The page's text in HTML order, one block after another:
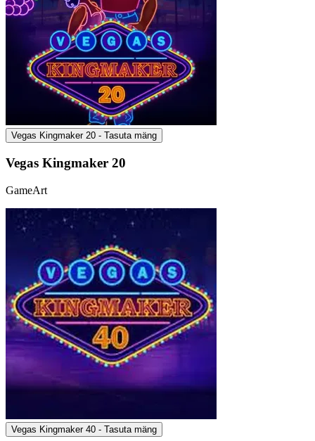
Vegas Kingmaker 20 - Tasuta mäng
Vegas Kingmaker 20
GameArt
Vegas Kingmaker 40 - Tasuta mäng